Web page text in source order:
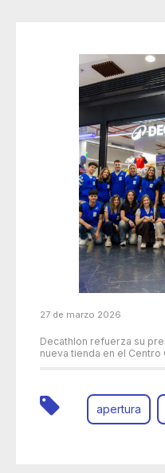
27 de marzo 2026
Decathlon refuerza su
nueva tienda en el Centro
apertura